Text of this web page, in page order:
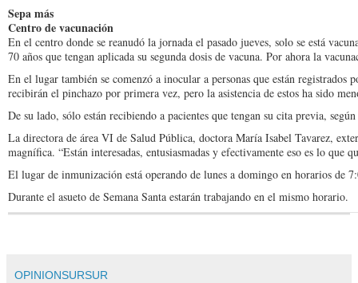
Sepa más
Centro de vacunación
En el centro donde se reanudó la jornada el pasado jueves, solo se está
70 años que tengan aplicada su segunda dosis de vacuna. Por ahora la
En el lugar también se comenzó a inocular a personas que están registrados
recibirán el pinchazo por primera vez, pero la asistencia de estos ha sido
De su lado, sólo están recibiendo a pacientes que tengan su cita previa,
La directora de área VI de Salud Pública, doctora María Isabel Tavarez,
magnífica. “Están interesadas, entusiasmadas y efectivamente eso es lo que
El lugar de inmunización está operando de lunes a domingo en horarios de
Durante el asueto de Semana Santa estarán trabajando en el mismo horario.
OPINIONSURSUR